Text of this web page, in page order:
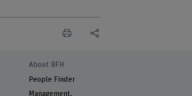
About BFH
People Finder
Management,